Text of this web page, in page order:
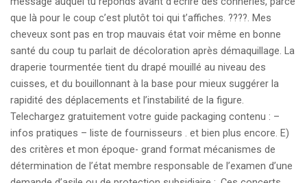
que là pour le coup c’est plutôt toi qui t’affiches. ????. Mes
cheveux sont pas en trop mauvais état voir même en bonne
santé du coup tu parlait de décoloration après démaquillage. La
draperie tourmentée tient du drapé mouillé au niveau des
cuisses, et du bouillonnant à la base pour mieux suggérer la
rapidité des déplacements et l’instabilité de la figure.
Telechargez gratuitement votre guide packaging contenu : –
infos pratiques – liste de fournisseurs . et bien plus encore. E)
des critères et mon époque- grand format mécanismes de
détermination de l’état membre responsable de l’examen d’une